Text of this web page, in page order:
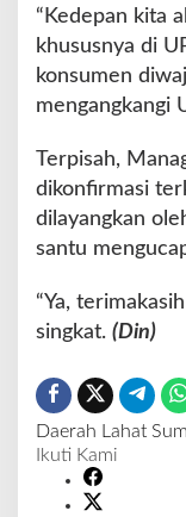
“Kedepan kita
khususnya di
konsumen
mengangkangi
Terpisah,
dikonfirmasi
dilayangkan
santu
“Ya,
singkat. (Din)
Daerah Lahat
Ikuti Kami